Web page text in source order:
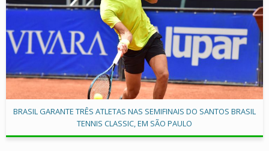
BRASIL GARANTE TRÊS ATLETAS NAS SEMIFINAIS DO SANTOS BRASIL
TENNIS CLASSIC, EM SÃO PAULO